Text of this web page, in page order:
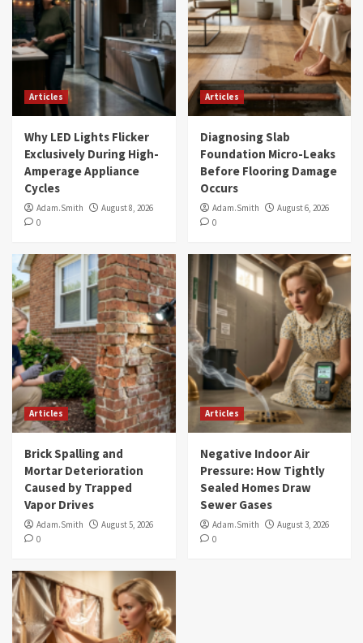
Articles
Why LED Lights Flicker
Exclusively During High-
Amperage Appliance
Cycles
Adam.Smith
August 8, 2026
0
Articles
Diagnosing Slab
Foundation Micro-Leaks
Before Flooring Damage
Occurs
Adam.Smith
August 6, 2026
0
Articles
Brick Spalling and
Mortar Deterioration
Caused by Trapped
Vapor Drives
Adam.Smith
August 5, 2026
0
Articles
Negative Indoor Air
Pressure: How Tightly
Sealed Homes Draw
Sewer Gases
Adam.Smith
August 3, 2026
0